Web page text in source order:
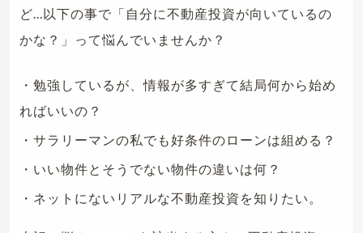
ど...以下の事で「自分に不動産投資が向いているの
かな？」って悩んでいませんか？
・勉強しているが、情報が多すぎて結局何から始め
ればいいの？
・サラリーマンの私でも好条件のローンは組める？
・いい物件とそうでない物件の違いは何？
・ネットにないリアルな不動産投資を知りたい。